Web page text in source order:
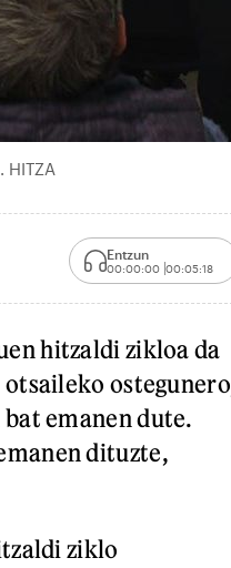
HITZA
Entzun
00:00:00 00:05:18
hitzaldi zikloa da
otsaileko
emanen dute.
dituzte,
ziklo